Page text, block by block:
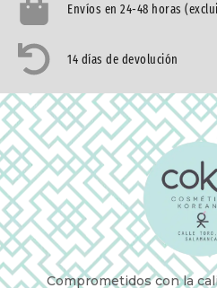
Envíos en 24-48 horas
14 días de devolución
Comprometidos con la